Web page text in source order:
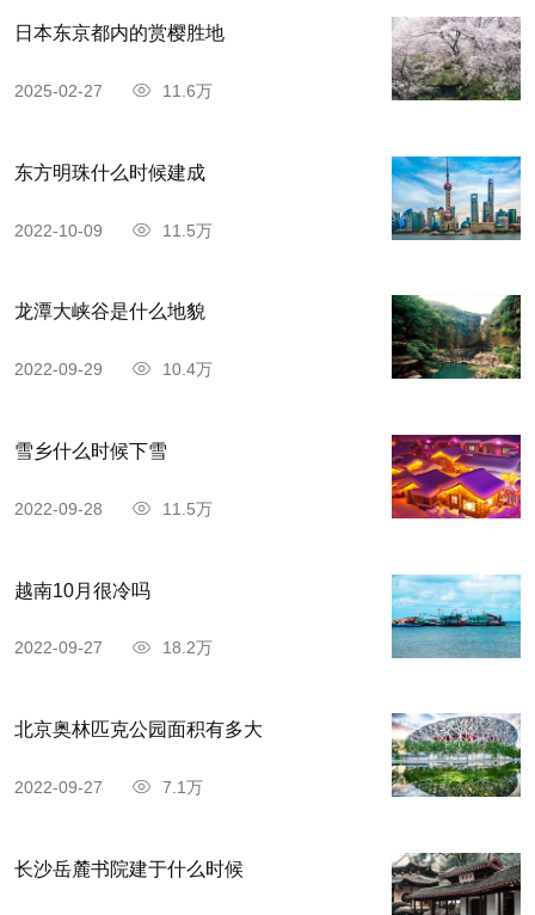
日本东京都内的赏樱胜地
2025-02-27 11.6万
东方明珠什么时候建成
2022-10-09 11.5万
龙潭大峡谷是什么地貌
2022-09-29 10.4万
雪乡什么时候下雪
2022-09-28 11.5万
越南10月很冷吗
2022-09-27 18.2万
北京奥林匹克公园面积有多大
2022-09-27 7.1万
长沙岳麓书院建于什么时候